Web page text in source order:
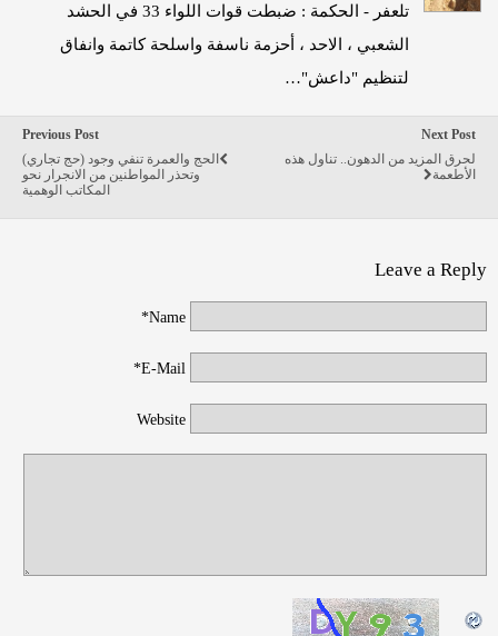
تلعفر - الحكمة : ضبطت قوات اللواء 33 في الحشد
الشعبي ، الاحد ، أحزمة ناسفة واسلحة كاتمة وانفاق
لتنظيم "داعش"…
Previous Post
الحج والعمرة تنفي وجود (حج تجاري)
وتحذر المواطنين من الانجرار نحو
المكاتب الوهمية
Next Post
لحرق المزيد من الدهون.. تناول هذه
الأطعمة
Leave a Reply
Name*
E-Mail*
Website